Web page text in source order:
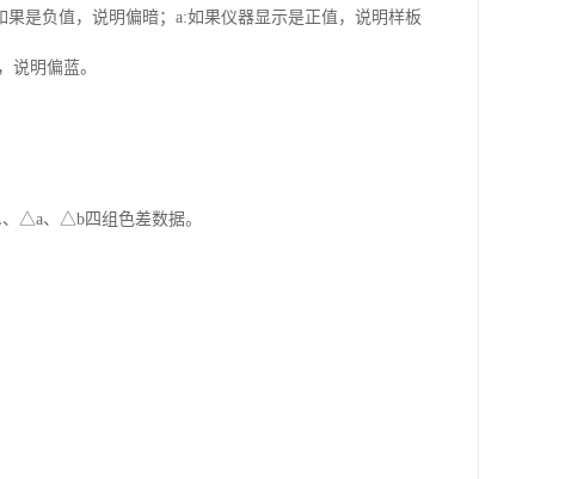
是负值，说明偏暗； a:如果仪器显示是正值，说明样板
说明偏蓝。
、△a、△b四组色差数据。